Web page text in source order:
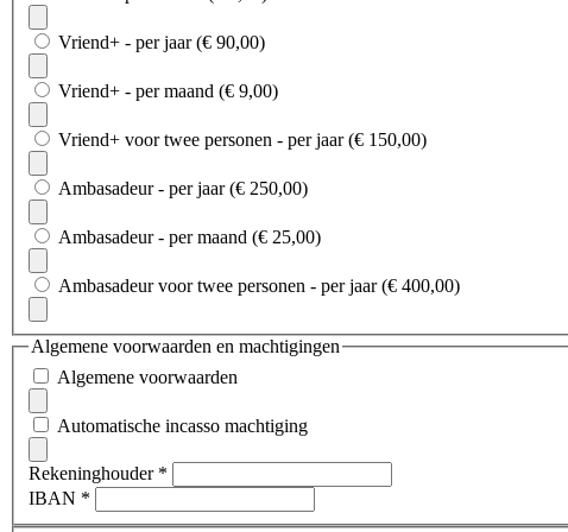
Vriend+ - per jaar (€ 90,00)
Vriend+ - per maand (€ 9,00)
Vriend+ voor twee personen - per jaar (€ 150,00)
Ambasadeur - per jaar (€ 250,00)
Ambasadeur - per maand (€ 25,00)
Ambasadeur voor twee personen - per jaar (€ 400,00)
Algemene voorwaarden en machtigingen
Algemene voorwaarden
Automatische incasso machtiging
Rekeninghouder *
IBAN *